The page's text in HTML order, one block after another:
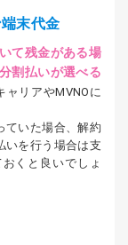
末代金
て残金がある場
割払いが選べる
リアやMVNOに
ていた場合、解約
いを行う場合は支
くと良いでしょ